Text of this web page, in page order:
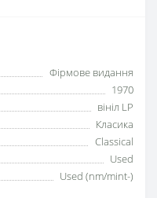
Фірмове видання
1970
вініл LP
Класика
Classical
Used
Used (nm/mint-)